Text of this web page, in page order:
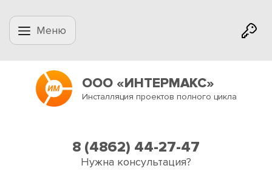
Меню
ООО «ИНТЕРМАКС»
Инсталляция проектов полного цикла
8 (4862) 44-27-47
Нужна консультация?